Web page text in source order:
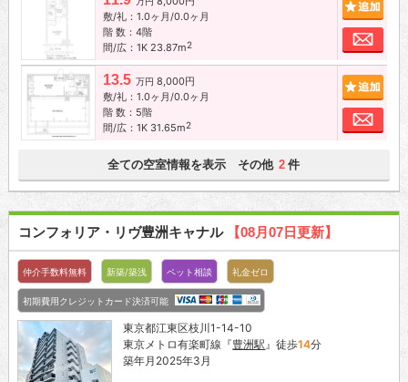
敷/礼：1.0ヶ月/0.0ヶ月
階 数：4階
間/広：1K 23.87m2
お
13.5 万円 8,000円
敷/礼：1.0ヶ月/0.0ヶ月
階 数：5階
間/広：1K 31.65m2
お
全ての空室情報を表示 その他 2 件
コンフォリア・リヴ豊洲キャナル 【08月07日更新】
仲介手数料無料 新築/築浅 ペット相談 礼金ゼロ
初期費用クレジットカード決済可能
東京都江東区枝川1-14-10
東京メトロ有楽町線『豊洲駅 』徒歩14分
築年月2025年3月